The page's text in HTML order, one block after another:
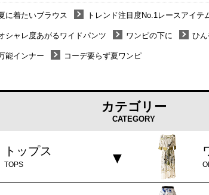
に着たいブラウス トレンド注目度No.1レースアイテ
シャレ度あがるワイドパンツ ワンピの下に ひ
能インナー コーデ要らず夏ワンピ
カテゴリー
CATEGORY
トップス
TOPS